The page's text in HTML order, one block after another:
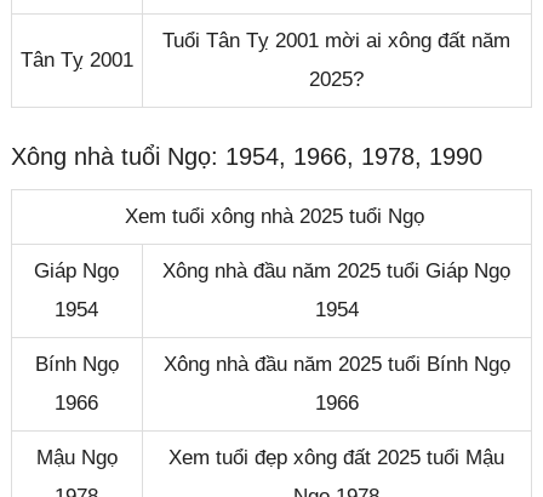
Tân Tỵ 2001
Tuổi Tân Tỵ 2001 mời ai xông đất năm
2025?
Xông nhà tuổi Ngọ: 1954, 1966, 1978, 1990
Xem tuổi xông nhà 2025 tuổi Ngọ
Giáp Ngọ
1954
Xông nhà đầu năm 2025 tuổi Giáp Ngọ
1954
Bính Ngọ
1966
Xông nhà đầu năm 2025 tuổi Bính Ngọ
1966
Mậu Ngọ
Xem tuổi đẹp xông đất 2025 tuổi Mậu